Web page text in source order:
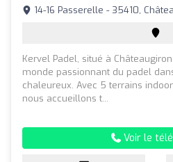
14-16 Passerelle - 35410,
Kervel Padel, situé à
monde passionnant du padel
chaleureux. Avec 5 terrains
nous accueillons t...
Voir le